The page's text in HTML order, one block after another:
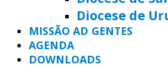
Diocese de
MISSÃO AD GENTES
AGENDA
DOWNLOADS